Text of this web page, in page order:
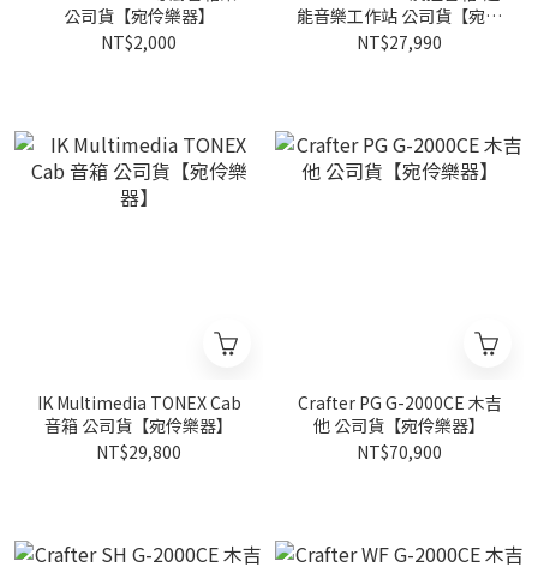
公司貨【宛伶樂器】
NT$2,000
能音樂工作站 公司貨【宛伶
樂器】
NT$27,990
IK Multimedia TONEX Cab
音箱 公司貨【宛伶樂器】
NT$29,800
Crafter PG G-2000CE 木吉
他 公司貨【宛伶樂器】
NT$70,900